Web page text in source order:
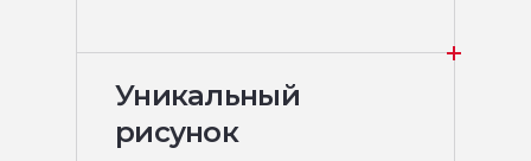
Уникальный
рисунок